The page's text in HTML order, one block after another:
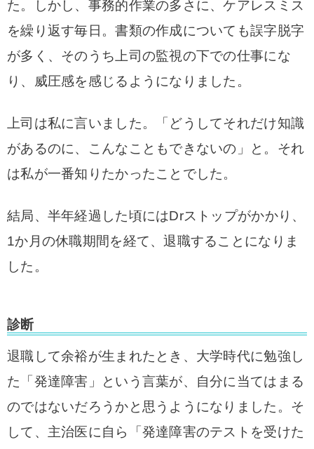
た。しかし、事務的作業の多さに、ケアレスミス
を繰り返す毎日。書類の作成についても誤字脱字
が多く、そのうち上司の監視の下での仕事にな
り、威圧感を感じるようになりました。
上司は私に言いました。「どうしてそれだけ知識
があるのに、こんなこともできないの」と。それ
は私が一番知りたかったことでした。
結局、半年経過した頃にはDrストップがかかり、
1か月の休職期間を経て、退職することになりま
した。
診断
退職して余裕が生まれたとき、大学時代に勉強し
た「発達障害」という言葉が、自分に当てはまる
のではないだろうかと思うようになりました。そ
して、主治医に自ら「発達障害のテストを受けた